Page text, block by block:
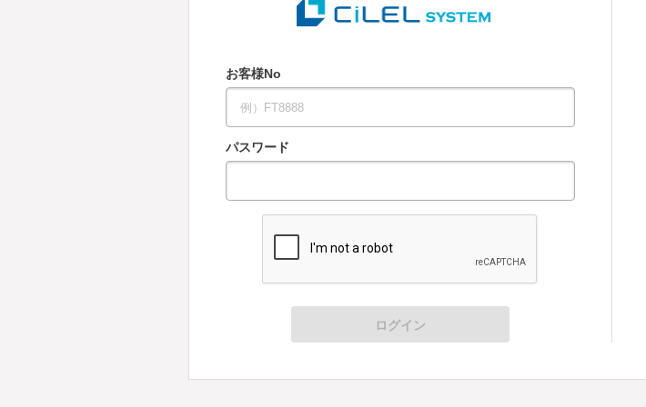
お客様No
パスワード
ログイン